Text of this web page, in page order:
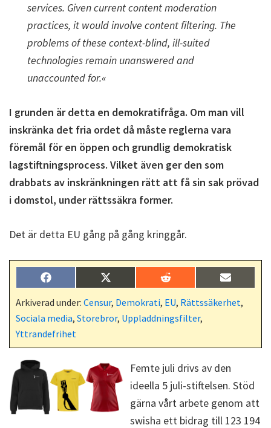
services. Given current content moderation
practices, it would involve content filtering. The
problems of these context-blind, ill-suited
technologies remain unanswered and
unaccounted for.«
I grunden är detta en demokratifråga. Om man vill
inskränka det fria ordet då måste reglerna vara
föremål för en öppen och grundlig demokratisk
lagstiftningsprocess. Vilket även ger den som
drabbats av inskränkningen rätt att få sin sak prövad
i domstol, under rättssäkra former.
Det är detta EU gång på gång kringgår.
Dela
på
F
a
c
b
o
o
k
Dela
på
X
(
T
w
i
e
)
Dela
på
R
e
d
i
Dela
på
E
-
p
Arkiverad under: Censur, Demokrati, EU, Rättssäkerhet,
Sociala media, Storebror, Uppladdningsfilter,
Yttrandefrihet
Femte juli drivs av den
ideella 5 juli-stiftelsen. Stöd
gärna vårt arbete genom att
swisha ett bidrag till 123 194